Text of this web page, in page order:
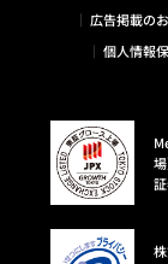
広告掲載の
個人情報